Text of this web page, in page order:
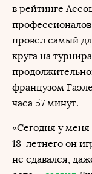
в рейтинге
профессионалов
провел самый
круга на
французом
часа 57 минут.
«Сегодня у
18-летнего он
не сдавался,